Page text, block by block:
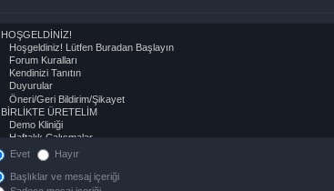
Evet Hayır
Başlıklar ve mesaj içeriği